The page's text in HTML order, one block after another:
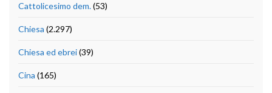
Cattolicesimo dem.(53)
Chiesa (2.297)
Chiesa ed ebrei(39)
Cina (165)